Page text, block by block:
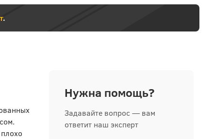
.
Нужна помощь?
Задавайте вопрос — вам
ответит наш эксперт